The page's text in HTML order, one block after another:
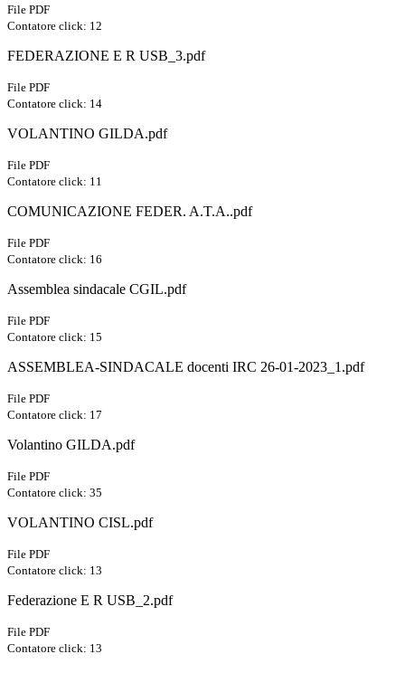
File PDF
Contatore click: 12
FEDERAZIONE E R USB_3.pdf
File PDF
Contatore click: 14
VOLANTINO GILDA.pdf
File PDF
Contatore click: 11
COMUNICAZIONE FEDER. A.T.A..pdf
File PDF
Contatore click: 16
Assemblea sindacale CGIL.pdf
File PDF
Contatore click: 15
ASSEMBLEA-SINDACALE docenti IRC 26-01-2023_1.pdf
File PDF
Contatore click: 17
Volantino GILDA.pdf
File PDF
Contatore click: 35
VOLANTINO CISL.pdf
File PDF
Contatore click: 13
Federazione E R USB_2.pdf
File PDF
Contatore click: 13